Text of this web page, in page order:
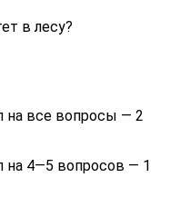
в лесу?
на все вопросы — 2
на 4—5 вопросов — 1